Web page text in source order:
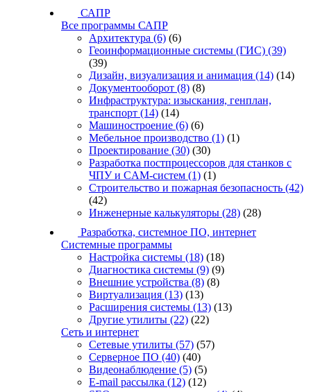
САПР
Все программы САПР
Архитектура (6) (6)
Геоинформационные системы (ГИС) (39)
(39)
Дизайн, визуализация и анимация (14) (14)
Документооборот (8) (8)
Инфраструктура: изыскания, генплан,
транспорт (14) (14)
Машиностроение (6) (6)
Мебельное производство (1) (1)
Проектирование (30) (30)
Разработка постпроцессоров для станков с
ЧПУ и CAM-систем (1) (1)
Строительство и пожарная безопасность (42)
(42)
Инженерные калькуляторы (28) (28)
Разработка, системное ПО, интернет
Системные программы
Настройка системы (18) (18)
Диагностика системы (9) (9)
Внешние устройства (8) (8)
Виртуализация (13) (13)
Расширения системы (13) (13)
Другие утилиты (22) (22)
Сеть и интернет
Сетевые утилиты (57) (57)
Серверное ПО (40) (40)
Видеонаблюдение (5) (5)
E-mail рассылка (12) (12)